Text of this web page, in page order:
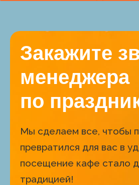
Закажите
менеджера
по
Мы сделаем все, чтобы
превратился для вас в
посещение кафе стало
традицией!